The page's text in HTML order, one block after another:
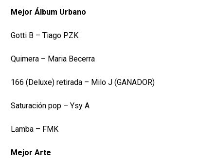
Mejor Álbum Urbano
Gotti B – Tiago PZK
Quimera – Maria Becerra
166 (Deluxe) retirada – Milo J (GANADOR)
Saturación pop – Ysy A
Lamba – FMK
Mejor Arte